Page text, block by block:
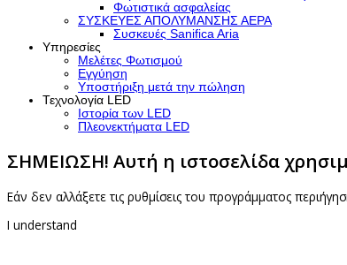
Φωτιστικά ασφαλείας
ΣΥΣΚΕΥΕΣ ΑΠΟΛΥΜΑΝΣΗΣ ΑΕΡΑ
Συσκευές Sanifica Aria
Υπηρεσίες
Μελέτες Φωτισμού
Εγγύηση
Υποστήριξη μετά την πώληση
Τεχνολογία LED
Ιστορία των LED
Πλεονεκτήματα LED
ΣΗΜΕΙΩΣΗ! Αυτή η ιστοσελίδα
Εάν δεν αλλάξετε τις ρυθμίσεις του προγράμματος
I understand